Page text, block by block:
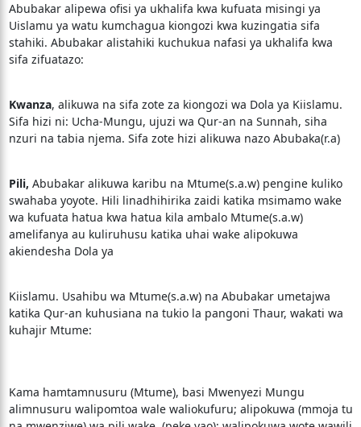
Abubakar alipewa ofisi ya ukhalifa kwa kufuata misingi ya
Uislamu ya watu kumchagua kiongozi kwa kuzingatia sifa
stahiki. Abubakar alistahiki kuchukua nafasi ya ukhalifa kwa
sifa zifuatazo:
Kwanza, alikuwa na sifa zote za kiongozi wa Dola ya Kiislamu.
Sifa hizi ni: Ucha-Mungu, ujuzi wa Qur-an na Sunnah, siha
nzuri na tabia njema. Sifa zote hizi alikuwa nazo Abubaka(r.a)
Pili, Abubakar alikuwa karibu na Mtume(s.a.w) pengine kuliko
swahaba yoyote. Hili linadhihirika zaidi katika msimamo wake
wa kufuata hatua kwa hatua kila ambalo Mtume(s.a.w)
amelifanya au kuliruhusu katika uhai wake alipokuwa
akiendesha Dola ya
Kiislamu. Usahibu wa Mtume(s.a.w) na Abubakar umetajwa
katika Qur-an kuhusiana na tukio la pangoni Thaur, wakati wa
kuhajir Mtume:
Kama hamtamnusuru (Mtume), basi Mwenyezi Mungu
alimnusuru walipomtoa wale waliokufuru; alipokuwa (mmoja tu